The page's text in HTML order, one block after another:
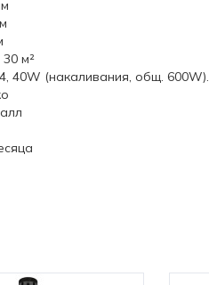
м²
40W (накаливания, общ. 600W).